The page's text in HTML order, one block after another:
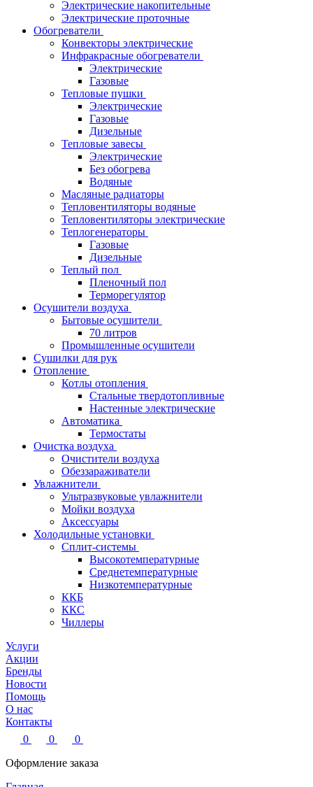
Электрические накопительные
Электрические проточные
Обогреватели
Конвекторы электрические
Инфракрасные обогреватели
Электрические
Газовые
Тепловые пушки
Электрические
Газовые
Дизельные
Тепловые завесы
Электрические
Без обогрева
Водяные
Масляные радиаторы
Тепловентиляторы водяные
Тепловентиляторы электрические
Теплогенераторы
Газовые
Дизельные
Теплый пол
Пленочный пол
Терморегулятор
Осушители воздуха
Бытовые осушители
70 литров
Промышленные осушители
Сушилки для рук
Отопление
Котлы отопления
Стальные твердотопливные
Настенные электрические
Автоматика
Термостаты
Очистка воздуха
Очистители воздуха
Обеззараживатели
Увлажнители
Ультразвуковые увлажнители
Мойки воздуха
Аксессуары
Холодильные установки
Сплит-системы
Высокотемпературные
Среднетемпературные
Низкотемпературные
ККБ
ККС
Чиллеры
Услуги
Акции
Бренды
Новости
Помощь
О нас
Контакты
0
0
0
Оформление заказа